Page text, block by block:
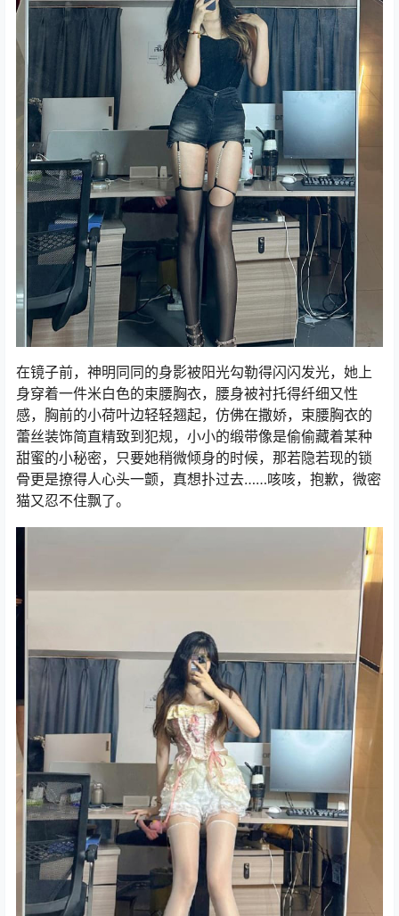
在镜子前，神明同同的身影被阳光勾勒得闪闪发光，她上
身穿着一件米白色的束腰胸衣，腰身被衬托得纤细又性
感，胸前的小荷叶边轻轻翘起，仿佛在撒娇，束腰胸衣的
蕾丝装饰简直精致到犯规，小小的缎带像是偷偷藏着某种
甜蜜的小秘密，只要她稍微倾身的时候，那若隐若现的锁
骨更是撩得人心头一颤，真想扑过去……咳咳，抱歉，微密
猫又忍不住飘了。